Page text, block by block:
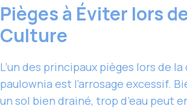
Pièges à Éviter lors
Culture
L’un des principaux pièges lors de
paulownia est l’arrosage excessif.
un sol bien drainé, trop d’eau peut